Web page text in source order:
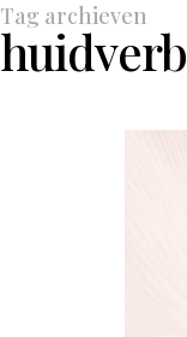
Tag archieven